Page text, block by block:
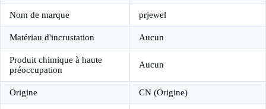
Nom de marque prjewel
Matériau d'incrustation Aucun
Produit chimique à haute
préoccupation
Aucun
Origine CN (Origine)